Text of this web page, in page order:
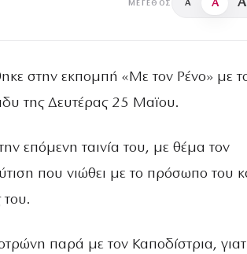
ΜΈΓΕΘΟΣ A A
στην εκπομπή «Με τον Ρένο» με
της Δευτέρας 25 Μαϊου.
επόμενη ταινία του, με θέμα τον
που νιώθει με το πρόσωπο του
του.
παρά με τον Καποδίστρια,